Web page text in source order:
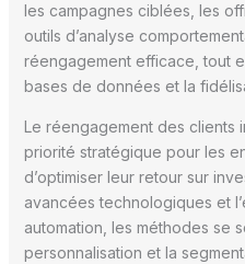
les campagnes ciblées, les
outils d’analyse
réengagement efficace, tout
bases de données et la
Le réengagement des clients
priorité stratégique pour les
d’optimiser leur retour sur
avancées technologiques et
automation, les méthodes se
personnalisation et la